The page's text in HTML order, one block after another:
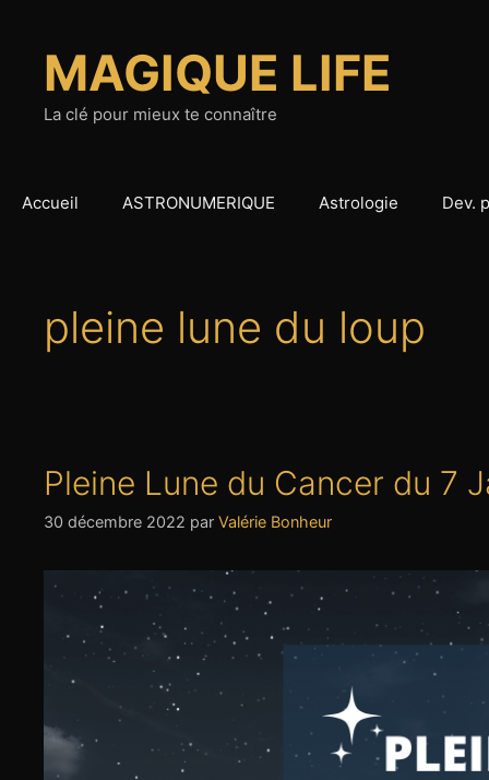
contenuMAGIQUE LIFE
La clé pour mieux te connaître
Accueil ASTRONUMERIQUE Astrologie Dev.
pleine lune du loup
Pleine Lune du Cancer du 7
30 décembre 2022 par Valérie Bonheur